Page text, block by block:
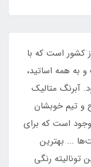
کشور است که با
به همه اساتید،
آبرنگ متالیک
و تیم خوبشان
است که برای
... بهترین
رنگی